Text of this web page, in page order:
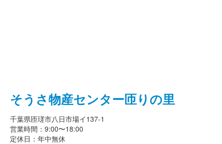
そうさ物産センター匝りの里
千葉県匝瑳市八日市場イ137-1
営業時間：9:00〜18:00
定休日：年中無休